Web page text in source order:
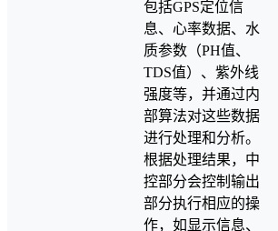
包括GPS定位信
息、心率数据、水
质参数（PH值、
TDS值）、紫外线
强度等，并通过内
部算法对这些数据
进行处理和分析。
根据处理结果，中
控部分会控制输出
部分执行相应的操
作，如显示信息、